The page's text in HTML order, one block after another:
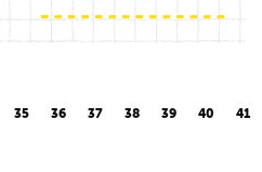
35 36 37 38 39 40 41